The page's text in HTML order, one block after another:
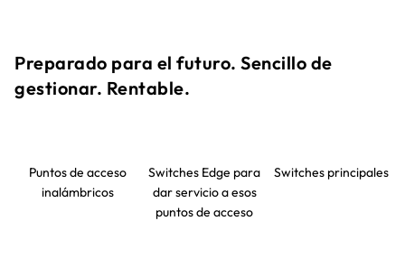
Preparado para el futuro. Sencillo de
gestionar. Rentable.​
Puntos de acceso
inalámbricos
Switches Edge para
dar servicio a esos
puntos de acceso
Switches principales